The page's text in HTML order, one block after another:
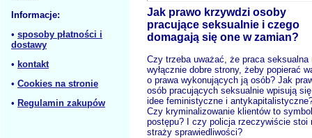
Informacje:
• sposoby płatności i
dostawy
• kontakt
• Cookies na stronie
• Regulamin zakupów
Jak prawo krzywdzi osoby
pracujące seksualnie i czego
domagają się one w zamian?
Czy trzeba uważać, że praca seksualna
wyłącznie dobre strony, żeby popierać
o prawa wykonujących ją osób? Jak
osób pracujących seksualnie wpisują
idee feministyczne i
Czy kryminalizowanie klientów to symbol
postępu? I czy policja rzeczywiście stoi
straży sprawiedliwości?